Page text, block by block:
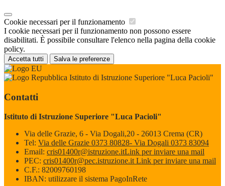
Cookie necessari per il funzionamento
I cookie necessari per il funzionamento non possono essere
disabilitati. È possibile consultare l'elenco nella pagina della cookie
policy.
Accetta tutti Salva le preferenze
Istituto di Istruzione Superiore "Luca Pacioli"
Contatti
Istituto di Istruzione Superiore "Luca Pacioli"
Via delle Grazie, 6 - Via Dogali,20 - 26013 Crema (CR)
Tel: Via delle Grazie 0373 80828- Via Dogali 0373 83094
Email: cris01400r@istruzione.itLink per inviare una mail
PEC: cris01400r@pec.istruzione.it Link per inviare una mail
C.F.: 82009760198
IBAN: utilizzare il sistema PagoInRete